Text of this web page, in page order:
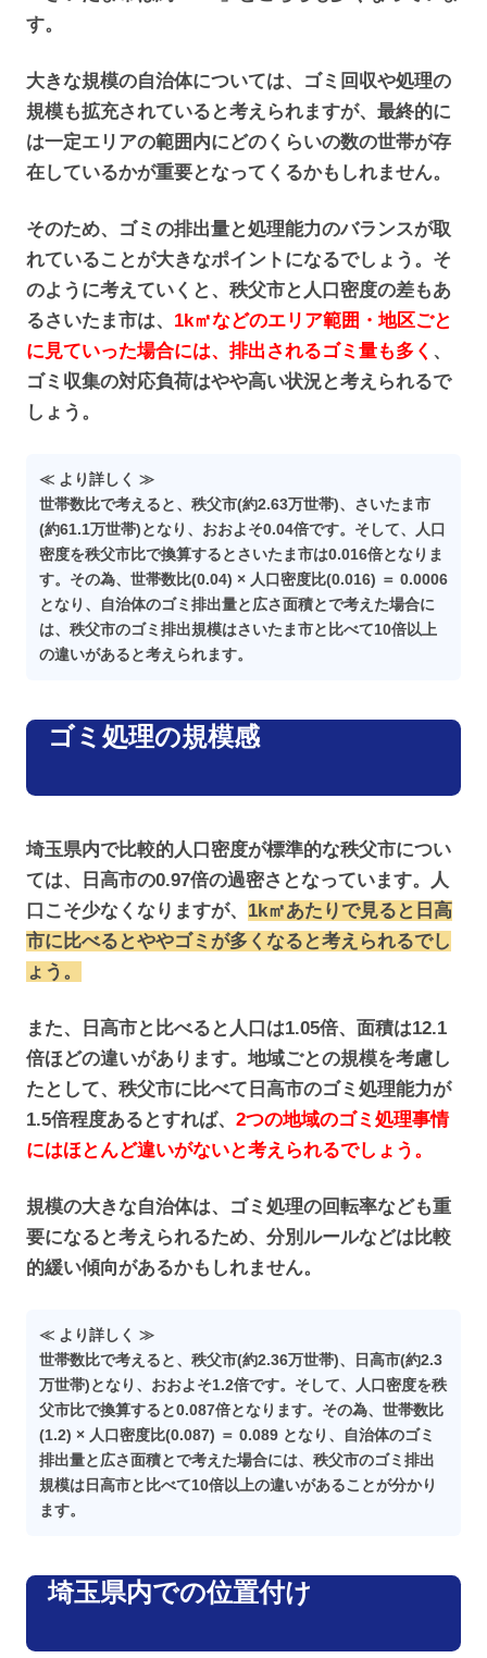
す。
大きな規模の自治体については、ゴミ回収や処理の
規模も拡充されていると考えられますが、最終的に
は一定エリアの範囲内にどのくらいの数の世帯が存
在しているかが重要となってくるかもしれません。
そのため、ゴミの排出量と処理能力のバランスが取
れていることが大きなポイントになるでしょう。そ
のように考えていくと、秩父市と人口密度の差もあ
るさいたま市は、 1k㎡などのエリア範囲・地区ごと
に見ていった場合には、排出されるゴミ量も多く 、
ゴミ収集の対応負荷はやや高い状況と考えられるで
しょう。
≪ より詳しく ≫
世帯数比で考えると、秩父市(約2.63万世帯)、さいたま市
(約61.1万世帯)となり、おおよそ0.04倍です。そして、人口
密度を秩父市比で換算するとさいたま市は0.016倍となりま
す。その為、世帯数比(0.04) × 人口密度比(0.016) ＝ 0.0006
となり、自治体のゴミ排出量と広さ面積とで考えた場合に
は、秩父市のゴミ排出規模はさいたま市と比べて10倍以上
の違いがあると考えられます。
ゴミ処理の規模感
埼玉県内で比較的人口密度が標準的な秩父市につい
ては、日高市の0.97倍の過密さとなっています。人
口こそ少なくなりますが、 1k㎡あたりで見ると日高
市に比べるとややゴミが多く なると考えられるでし
ょう。
また、日高市と比べると人口は1.05倍、面積は12.1
倍ほどの違いがあります。地域ごとの規模を考慮し
たとして、秩父市に比べて日高市のゴミ処理能力が
1.5倍程度あるとすれば、 2つの地域のゴミ処理事情
にはほとんど違いがないと考えられるでしょう。
規模の大きな自治体は、ゴミ処理の回転率なども重
要になると考えられるため、分別ルールなどは比較
的緩い傾向があるかもしれません。
≪ より詳しく ≫
世帯数比で考えると、秩父市(約2.36万世帯)、日高市(約2.3
万世帯)となり、おおよそ1.2倍です。そして、人口密度を秩
父市比で換算すると0.087倍となります。その為、世帯数比
(1.2) × 人口密度比(0.087) ＝ 0.089 となり、自治体のゴミ
排出量と広さ面積とで考えた場合には、秩父市のゴミ排出
規模は日高市と比べて10倍以上の違いがあることが分かり
ます。
埼玉県内での位置付け